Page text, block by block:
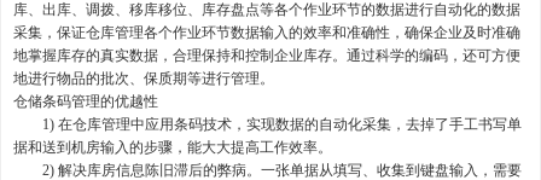
库、出库、调拨、移库移位、库存盘点等各个作业环节的数据进行自动化的数据
采集，保证仓库管理各个作业环节数据输入的效率和准确性，确保企业及时准确
地掌握库存的真实数据，合理保持和控制企业库存。通过科学的编码，还可方便
地进行物品的批次、保质期等进行管理。
仓储条码管理的优越性
1) 在仓库管理中应用条码技术，实现数据的自动化采集，去掉了手工书写单
据和送到机房输入的步骤，能大大提高工作效率。
2) 解决库房信息陈旧滞后的弊病。一张单据从填写、收集到键盘输入，需要